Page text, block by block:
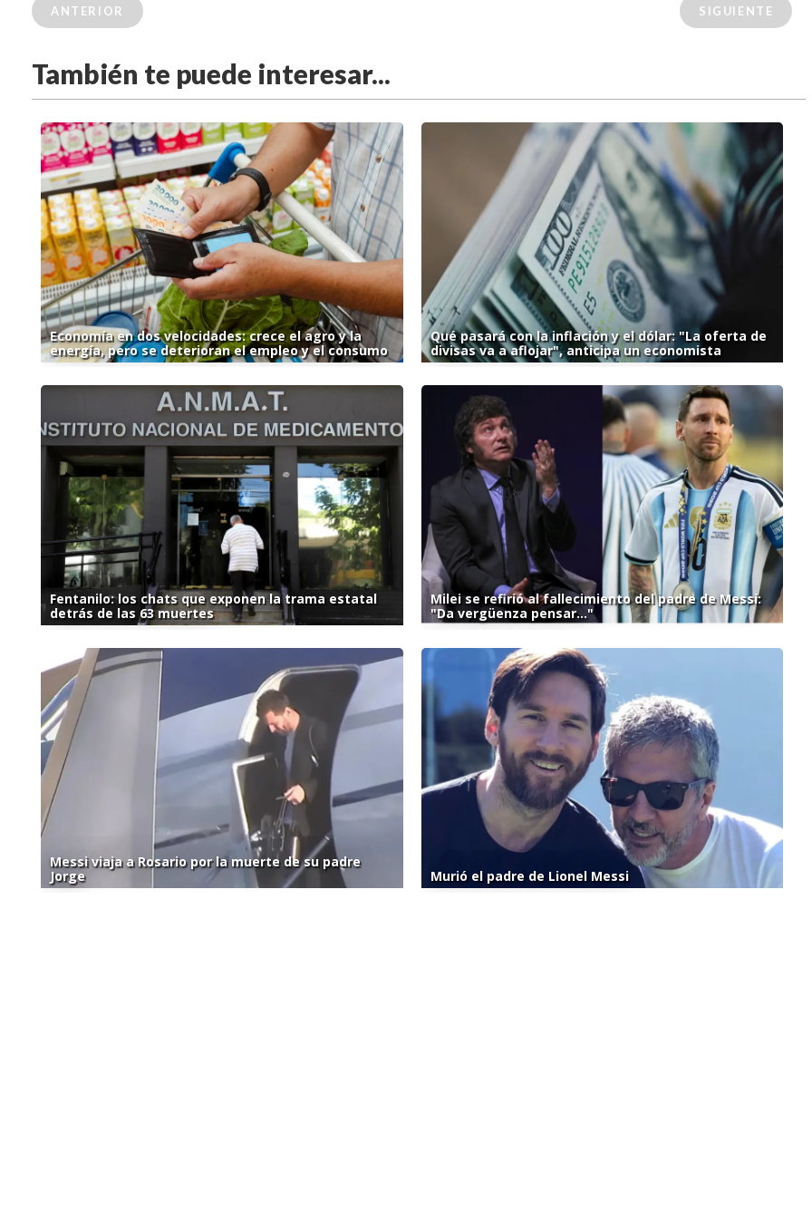
ANTERIOR SIGUIENTE
También te puede interesar...
Economía en dos velocidades: crece el agro y la
energía, pero se deterioran el empleo y el consumo
Qué pasará con la inflación y el dólar: "La oferta de
divisas va a aflojar", anticipa un economista
Fentanilo: los chats que exponen la trama estatal
detrás de las 63 muertes
Milei se refirió al fallecimiento del padre de Messi:
"Da vergüenza pensar..."
Messi viaja a Rosario por la muerte de su padre
Jorge
Murió el padre de Lionel Messi